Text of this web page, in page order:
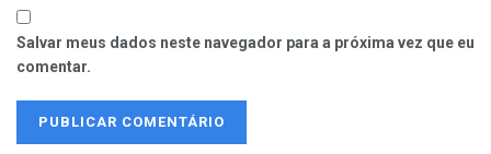
Salvar meus dados neste navegador para a próxima vez que eu
comentar.